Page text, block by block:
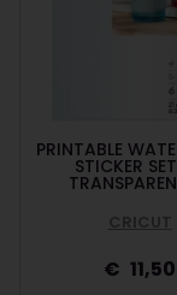
PRINTABLE
STICKER
CRICUT
11,50